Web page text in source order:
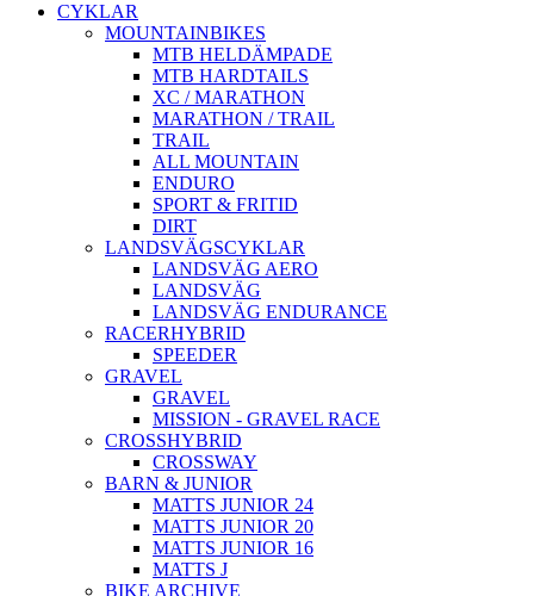
CYKLAR
MOUNTAINBIKES
MTB HELDÄMPADE
MTB HARDTAILS
XC / MARATHON
MARATHON / TRAIL
TRAIL
ALL MOUNTAIN
ENDURO
SPORT & FRITID
DIRT
LANDSVÄGSCYKLAR
LANDSVÄG AERO
LANDSVÄG
LANDSVÄG ENDURANCE
RACERHYBRID
SPEEDER
GRAVEL
GRAVEL
MISSION - GRAVEL RACE
CROSSHYBRID
CROSSWAY
BARN & JUNIOR
MATTS JUNIOR 24
MATTS JUNIOR 20
MATTS JUNIOR 16
MATTS J
BIKE ARCHIVE